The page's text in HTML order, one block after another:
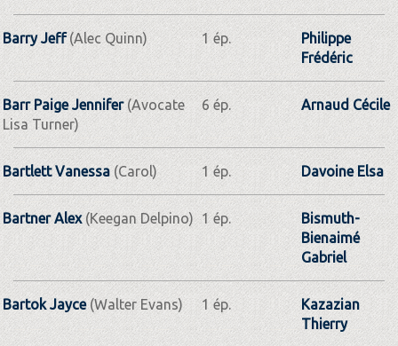
Barry Jeff(Alec Quinn) 1 ép.
Philippe
Frédéric
Barr Paige Jennifer(Avocate
Lisa Turner)
6 ép. Arnaud Cécile
Bartlett Vanessa(Carol) 1 ép. Davoine Elsa
Bartner Alex(Keegan Delpino) 1 ép.
Bismuth-
Bienaimé
Gabriel
Bartok Jayce(Walter Evans) 1 ép.
Kazazian
Thierry